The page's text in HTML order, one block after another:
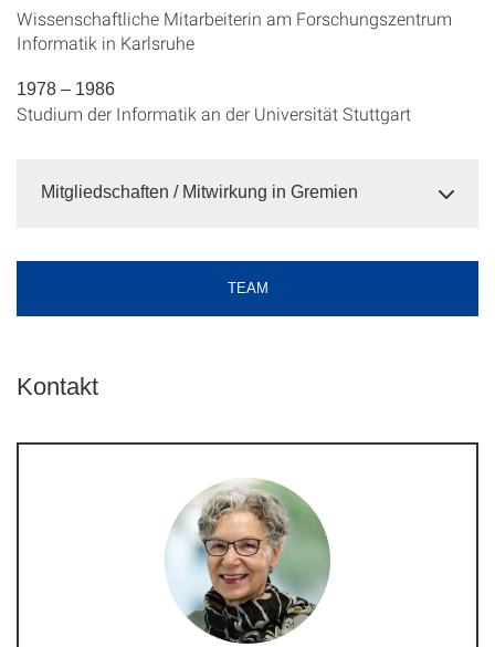
Wissenschaftliche Mitarbeiterin am Forschungszentrum
Informatik in Karlsruhe
1978 – 1986
Studium der Informatik an der Universität Stuttgart
Mitgliedschaften / Mitwirkung in Gremien
TEAM
Kontakt